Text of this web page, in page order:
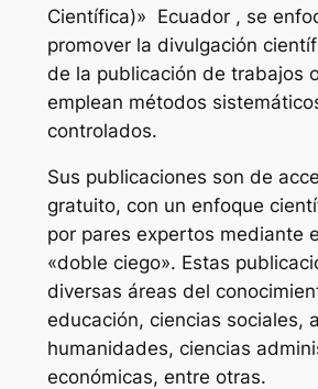
Científica)» Ecuador , se
promover la divulgación
de la publicación de trabajos
emplean métodos
controlados.
Sus publicaciones son de
gratuito, con un enfoque
por pares expertos mediante
«doble ciego». Estas
diversas áreas del
educación, ciencias sociales,
humanidades, ciencias
económicas, entre otras.